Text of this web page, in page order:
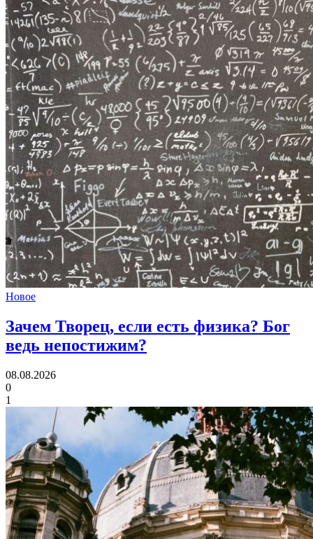
Новое
Зачем Творец, если есть физика? Бог
ведь непостижим?
08.08.2026
0
1